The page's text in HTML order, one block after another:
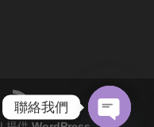
聯絡我們